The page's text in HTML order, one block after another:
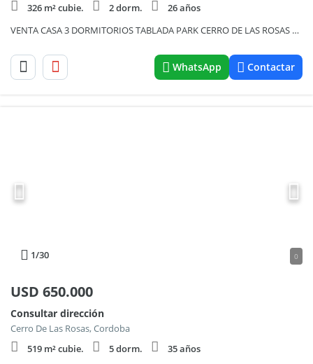
326 m² cubie.
2 dorm.
26 años
VENTA CASA 3 DORMITORIOS TABLADA PARK CERRO DE LAS ROSAS CORDOBA
WhatsApp Contactar
1/30 0
USD 650.000
Consultar dirección
Cerro De Las Rosas, Cordoba
519 m² cubie.
5 dorm.
35 años